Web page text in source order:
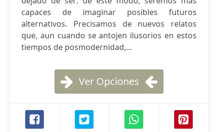
capaces de imaginar posibles futuros
alternativos. Precisamos de nuevos relatos
que, aun cuando se antojen ilusorios en estos
tiempos de posmodernidad,...
Ver Opciones